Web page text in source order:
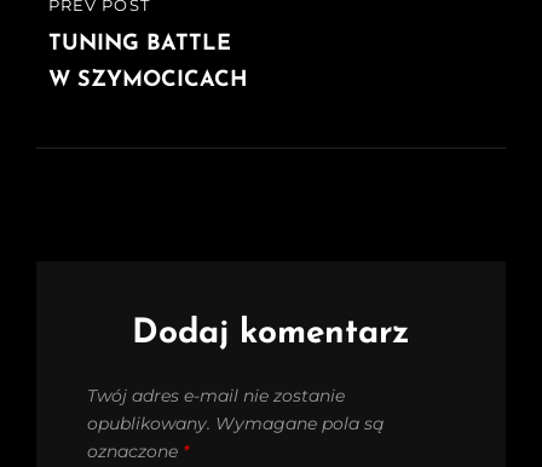
PREVIOUS
POST
PREV POST
TUNING BATTLE
W SZYMOCICACH
Dodaj komentarz
Twój adres e-mail nie zostanie
opublikowany. Wymagane pola są
oznaczone *